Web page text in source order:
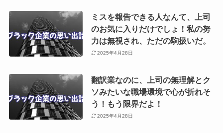
ミスを報告できる人なんて、上司
のお気に入りだけでしょ！私の努
力は無視され、ただの駒扱いだ。
2025年4月28日
翻訳業なのに、上司の無理解とク
ソみたいな職場環境で心が折れそ
う！もう限界だよ！
2025年4月28日